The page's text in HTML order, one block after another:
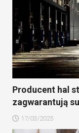
Producent hal
zagwarantują
17/03/2025